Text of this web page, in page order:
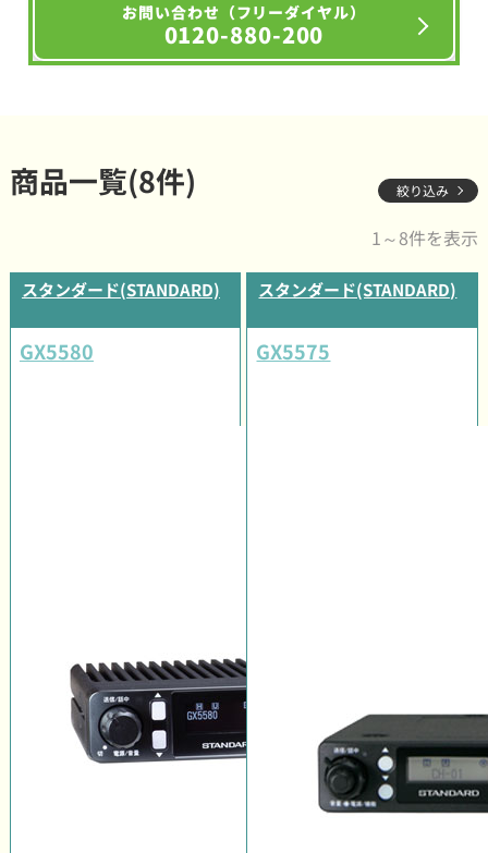
お問い合わせ（フリーダイヤル）
0120-880-200
商品一覧(8件) 絞り込み
1～8件を表示
スタンダード(STANDARD)
GX5580
スタンダード(STANDARD)
GX5575